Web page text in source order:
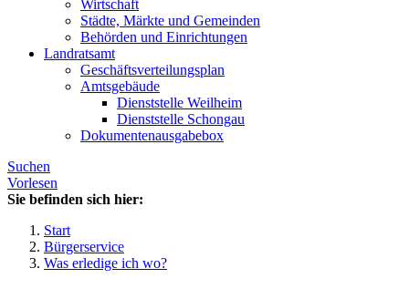
Wirtschaft
Städte, Märkte und Gemeinden
Behörden und Einrichtungen
Landratsamt
Geschäftsverteilungsplan
Amtsgebäude
Dienststelle Weilheim
Dienststelle Schongau
Dokumentenausgabebox
Suchen
Vorlesen
Sie befinden sich hier:
Start
Bürgerservice
Was erledige ich wo?